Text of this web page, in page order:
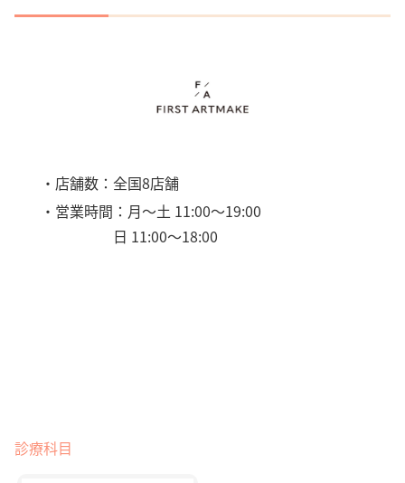
・店舗数：全国8店舗
・営業時間：月～土 11:00〜19:00
日 11:00〜18:00
診療科目